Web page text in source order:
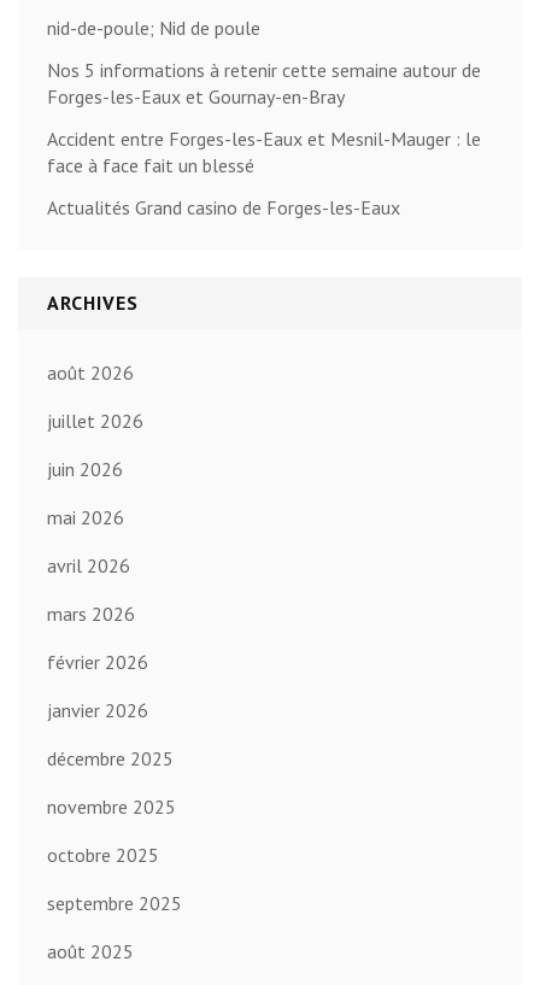
nid-de-poule; Nid de poule
Nos 5 informations à retenir cette semaine autour de
Forges-les-Eaux et Gournay-en-Bray
Accident entre Forges-les-Eaux et Mesnil-Mauger : le
face à face fait un blessé
Actualités Grand casino de Forges-les-Eaux
ARCHIVES
août 2026
juillet 2026
juin 2026
mai 2026
avril 2026
mars 2026
février 2026
janvier 2026
décembre 2025
novembre 2025
octobre 2025
septembre 2025
août 2025